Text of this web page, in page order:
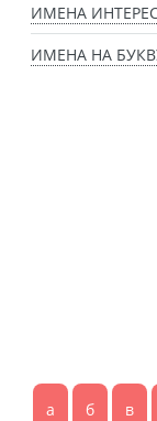
ИМЕНА
ИМЕНА НА
а б в